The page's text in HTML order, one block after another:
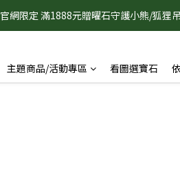
8/1-8/31 淨心護運 全館8
官網限定 滿1888元贈曜石守護小熊/狐狸
8/1-8/31 淨心護運 全館
主題商品/活動專區 看圖選寶石